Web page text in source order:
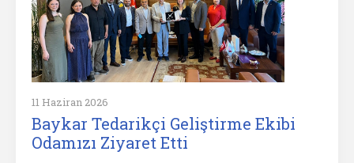
11 Haziran 2026
Baykar Tedarikçi Geliştirme Ekibi
Odamızı Ziyaret Etti